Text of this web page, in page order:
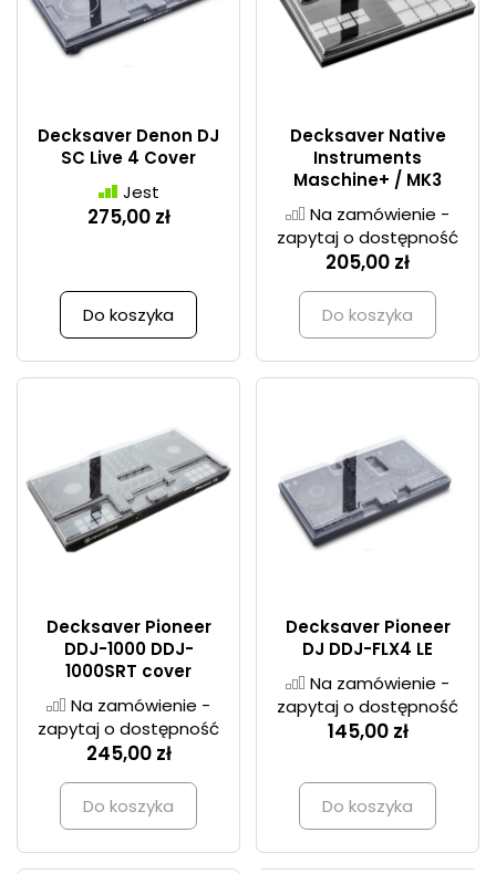
Decksaver Denon DJ
SC Live 4 Cover
Jest
275,00 zł
Do koszyka
Decksaver Native
Instruments
Maschine+ / MK3
Na zamówienie -
zapytaj o dostępność
205,00 zł
Do koszyka
Decksaver Pioneer
DDJ-1000 DDJ-
1000SRT cover
Na zamówienie -
zapytaj o dostępność
245,00 zł
Do koszyka
Decksaver Pioneer
DJ DDJ-FLX4 LE
Na zamówienie -
zapytaj o dostępność
145,00 zł
Do koszyka